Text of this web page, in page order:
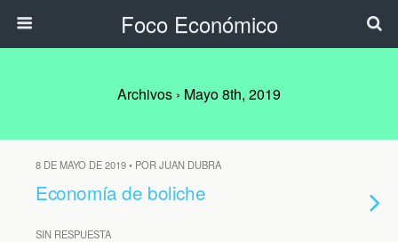
Foco Económico
Archivos › Mayo 8th, 2019
8 DE MAYO DE 2019 • POR JUAN DUBRA
Economía de boliche
SIN RESPUESTA